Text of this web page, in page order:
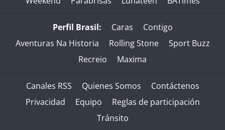
Perfil Brasil: Caras
Contigo
Aventuras Na Historia
Rolling Stone
Sport Buzz
Recreio
Maxima
Canales RSS Quienes Somos
Contáctenos
Privacidad
Equipo
Reglas de participación
Tránsito